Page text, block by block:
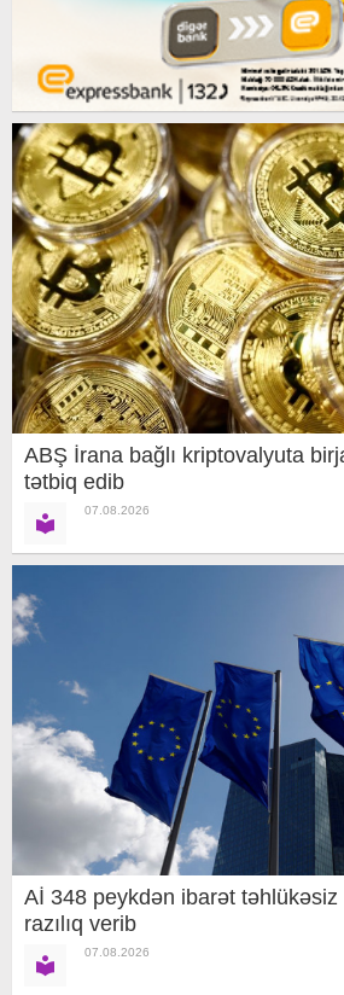
ABŞ İrana bağlı kriptovalyuta
tətbiq edib
07.08.2026
Aİ 348 peykdən ibarət
razılıq verib
07.08.2026